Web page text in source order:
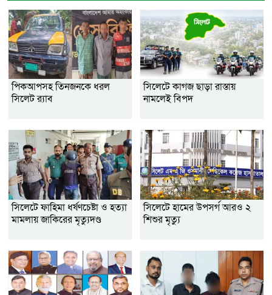
পিকআপসহ তিনজনকে ধরল
সিলেট র‌্যাব
সিলেটে কাগজ ছাড়া রাস্তায়
নামলেই বিপদ
সিলেটে ফাহিমা ধর্ষণচেষ্টা ও হত্যা
মামলায় জাকিরের মৃত্যুদণ্ড
সিলেটে হামের উপসর্গ আরও ২
শিশুর মৃত্যু